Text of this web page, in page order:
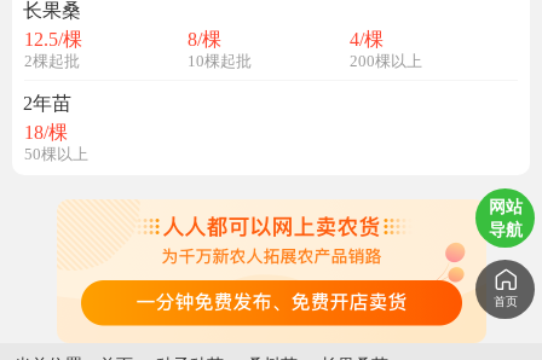
长果桑
12.5/棵
2棵起批
8/棵
10棵起批
4/棵
200棵以上
2年苗
18/棵
50棵以上
网站
导航
首页